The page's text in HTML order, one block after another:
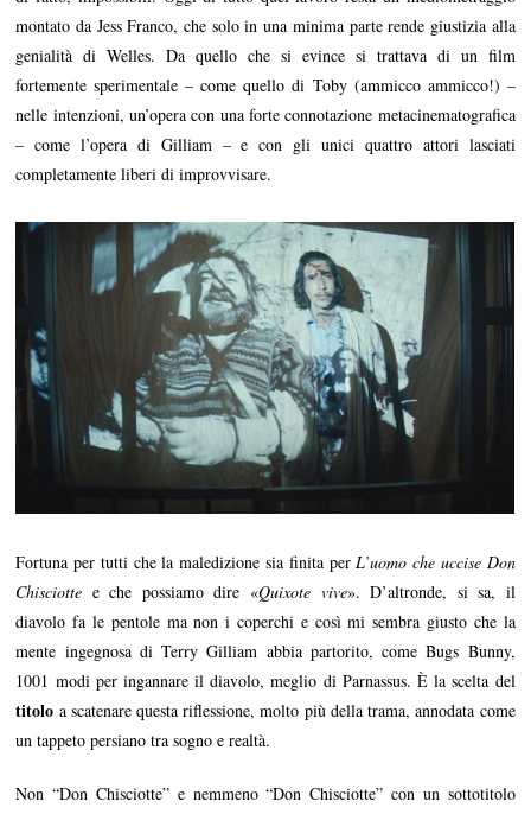
montato da Jess Franco, che solo in una minima parte rende giustizia alla
genialità di Welles. Da quello che si evince si trattava di un film
fortemente sperimentale – come quello di Toby (ammicco ammicco!) –
nelle intenzioni, un’opera con una forte connotazione metacinematografica
– come l’opera di Gilliam – e con gli unici quattro attori lasciati
completamente liberi di improvvisare.
Fortuna per tutti che la maledizione sia finita perL’uomo che uccise Don
Chisciotte e che possiamo dire «Quixote vive». D’altronde, si sa, il
diavolo fa le pentole ma non i coperchi e così mi sembra giusto che la
mente ingegnosa di Terry Gilliam abbia partorito, come Bugs Bunny,
1001 modi per ingannare il diavolo, meglio di Parnassus. È la scelta del
titolo a scatenare questa riflessione, molto più della trama, annodata come
un tappeto persiano tra sogno e realtà.
Non “Don Chisciotte” e nemmeno “Don Chisciotte” con un sottotitolo